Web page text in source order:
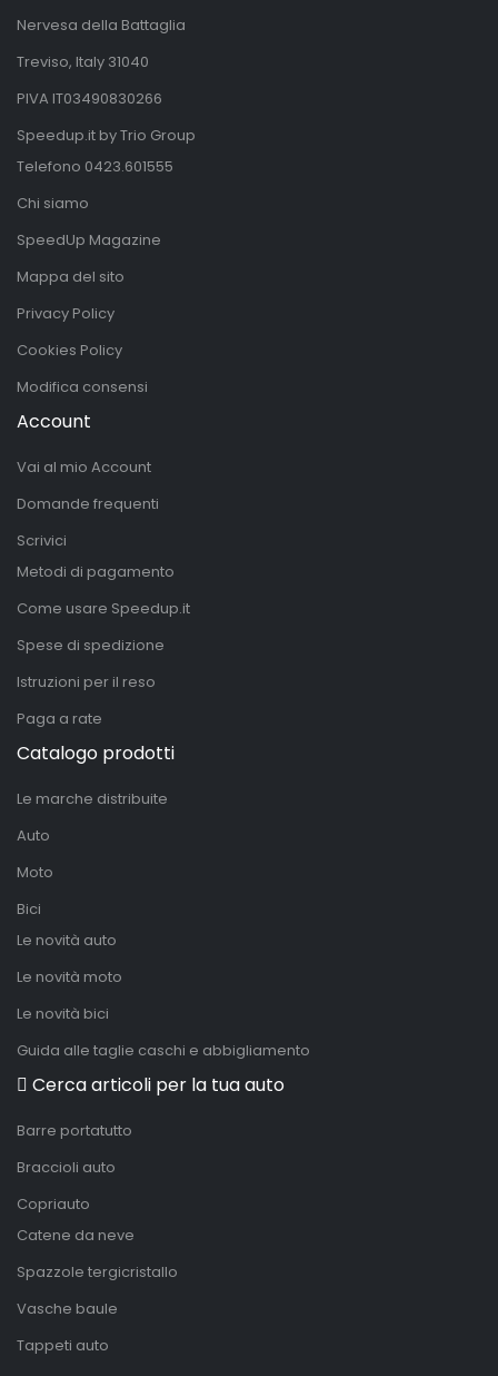
Nervesa della Battaglia
Treviso, Italy 31040
PIVA IT03490830266
Speedup.it by Trio Group
Telefono 0423.601555
Chi siamo
SpeedUp Magazine
Mappa del sito
Privacy Policy
Cookies Policy
Modifica consensi
Account
Vai al mio Account
Domande frequenti
Scrivici
Metodi di pagamento
Come usare Speedup.it
Spese di spedizione
Istruzioni per il reso
Paga a rate
Catalogo prodotti
Le marche distribuite
Auto
Moto
Bici
Le novità auto
Le novità moto
Le novità bici
Guida alle taglie caschi e abbigliamento
Cerca articoli per la tua auto
Barre portatutto
Braccioli auto
Copriauto
Catene da neve
Spazzole tergicristallo
Vasche baule
Tappeti auto